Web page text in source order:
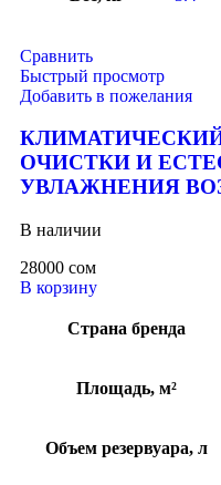
Сравнить
Быстрый просмотр
Добавить в пожелания
ОЧИСТКИ И
УВЛАЖНЕНИЯ
В наличии
28000 сом
В корзину
Страна бренда
Площадь, м²
Объем резервуара, л